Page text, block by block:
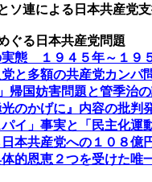
ソ連による日本共産党
ぐる日本共産党問題
実態 １９４５年～１９
と多額の共産党カンパ
」帰国妨害問題と管季治
のかげに』内容の批判
イ」事実と「民主化運
本共産党への１０８億
的恩恵２つを受けた唯